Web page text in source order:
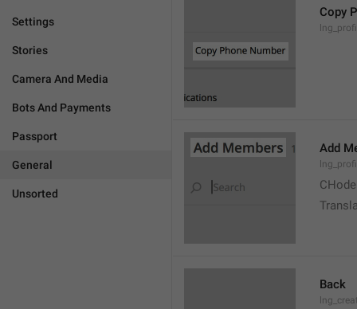
Settings
Stories
Camera And Media
Bots And Payments
Passport
General
Unsorted
Copy
Add
Back